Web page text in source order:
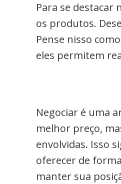
Para se destacar
os produtos.
Pense nisso
eles permitem
Negociar é uma
melhor preço,
envolvidas. Isso
oferecer de
manter sua